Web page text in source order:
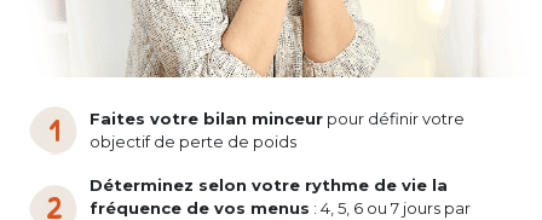
Faites votre bilan minceur pour définir votre
objectif de perte de poids
Déterminez selon votre rythme de vie la
fréquence de vos menus : 4, 5, 6 ou 7 jours par